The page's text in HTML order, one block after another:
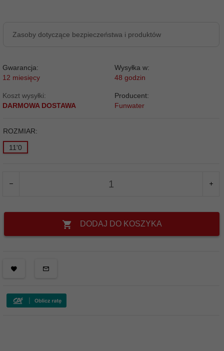
Zasoby dotyczące bezpieczeństwa i produktów
Gwarancja:
12 miesięcy
Wysyłka w:
48 godzin
Koszt wysyłki:
DARMOWA DOSTAWA
Producent:
Funwater
ROZMIAR:
11'0
DODAJ DO KOSZYKA